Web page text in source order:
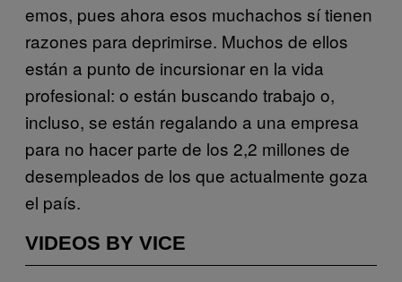
emos, pues ahora esos muchachos sí tienen
razones para deprimirse. Muchos de ellos
están a punto de incursionar en la vida
profesional: o están buscando trabajo o,
incluso, se están regalando a una empresa
para no hacer parte de los 2,2 millones de
desempleados de los que actualmente goza
el país.
VIDEOS BY VICE